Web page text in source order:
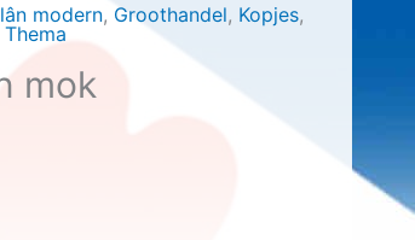
modern, Groothandel, Kopjes,
Thema
mok